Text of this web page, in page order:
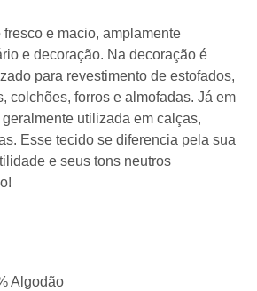
e macio, amplamente
e decoração. Na decoração é
para revestimento de estofados,
colchões, forros e almofadas. Já em
utilizada em calças,
Esse tecido se diferencia pela sua
e seus tons neutros
Algodão